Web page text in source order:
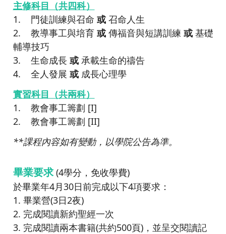
主修科目（共四科）
1. 門徒訓練與召命 或召命人生
2. 教導事工與培育 或傳福音與短講訓練 或基礎
輔導技巧
3. 生命成長 或承載生命的禱告
4. 全人發展 或成長心理學
實習科目（共兩科）
1. 教會事工籌劃 [I]
2. 教會事工籌劃 [II]
**課程內容如有變動，以學院公告為準。
畢業要求 (4學分，免收學費)
於畢業年4月30日前完成以下4項要求：
1. 畢業營(3日2夜)
2. 完成閱讀新約聖經一次
3. 完成閱讀兩本書籍(共約500頁)，並呈交閱讀記